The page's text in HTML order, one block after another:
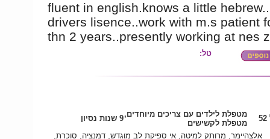
fluent in english.knows a little
drivers lisence..work with m.s patient
thn 2 years..presently working at nes
טל:
מטפלת לילדים עם צריכים מיוחדים,
מטפלת לקשישים
9 שנות נסיון
אלצהיימר, מרותק למיטה, אי ספיקת לב מוגדש, דמנציה, סוכרת,